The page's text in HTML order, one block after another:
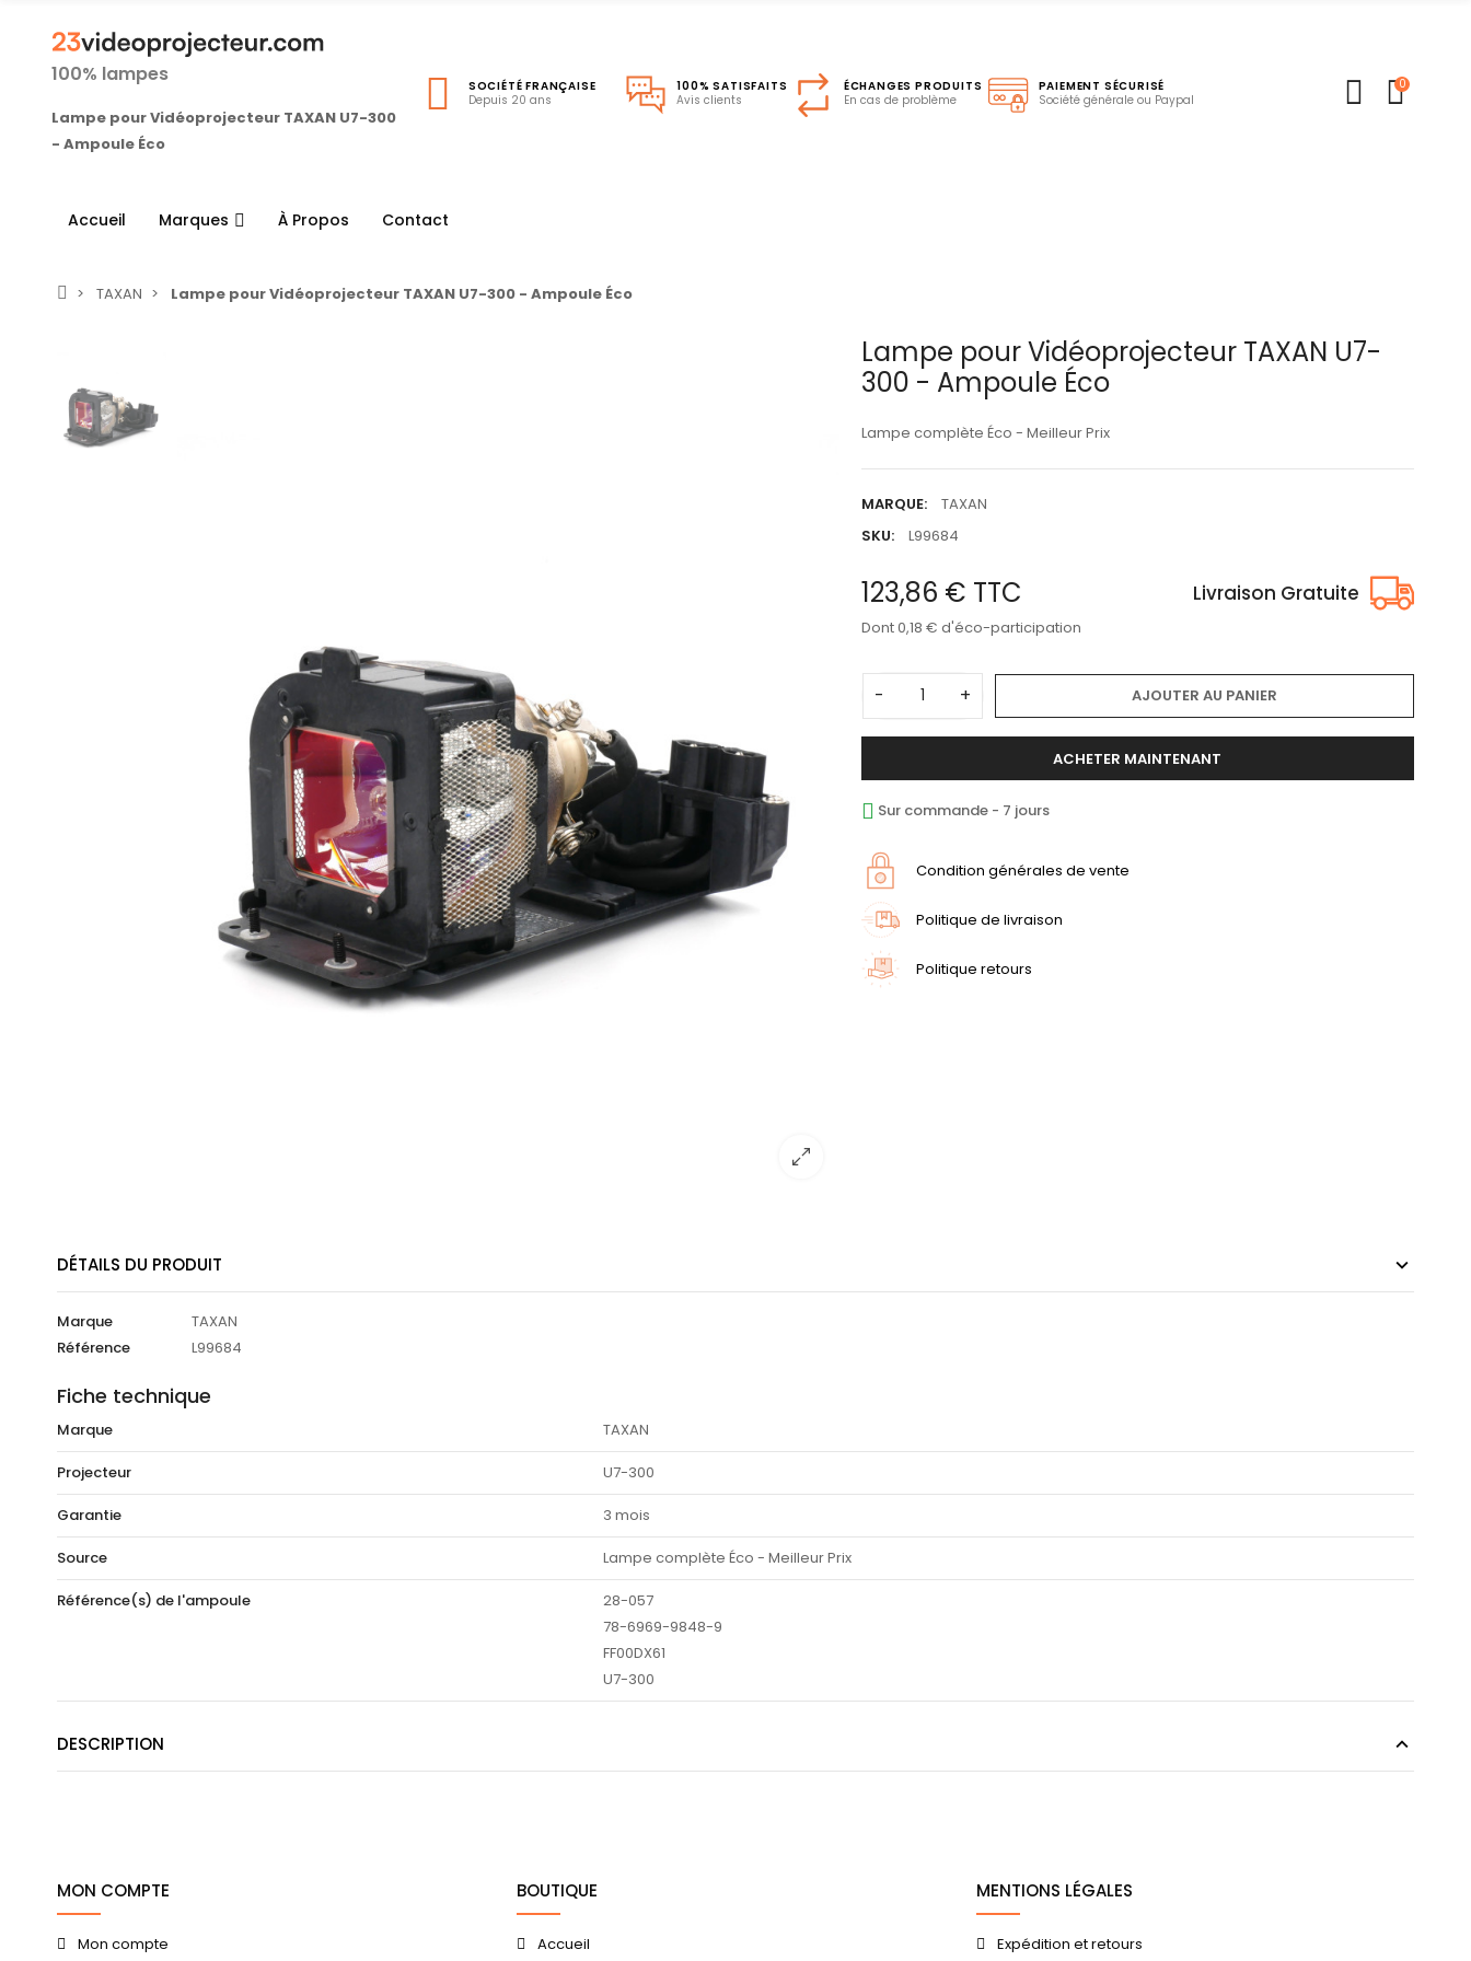
100% lampes
Lampe pour Vidéoprojecteur TAXAN U7-300
- Ampoule Éco
SOCIÉTÉ FRANÇAISE
Depuis 20 ans
100% SATISFAITS
Avis clients
ÉCHANGES PRODUITS
En cas de problème
PAIEMENT SÉCURISÉ
Société générale ou Paypal
0
Accueil Marques À Propos Contact
TAXAN Lampe pour Vidéoprojecteur TAXAN U7-300 - Ampoule Éco
Lampe pour Vidéoprojecteur TAXAN U7-
300 - Ampoule Éco
Lampe complète Éco - Meilleur Prix
MARQUE:
TAXAN
SKU:
L99684
123,86 € TTC Livraison Gratuite
Dont 0,18 € d'éco-participation
- + AJOUTER AU PANIER
ACHETER MAINTENANT
Sur commande - 7 jours
Condition générales de vente
Politique de livraison
Politique retours
DESCRIPTION
DÉTAILS DU PRODUIT
Marque
TAXAN
Référence
L99684
Fiche technique
Marque TAXAN
Projecteur U7-300
Garantie 3 mois
Source Lampe complète Éco - Meilleur Prix
Référence(s) de l'ampoule
28-057
78-6969-9848-9
FF00DX61
U7-300
MON COMPTE
Mon compte
BOUTIQUE
Accueil
MENTIONS LÉGALES
Expédition et retours